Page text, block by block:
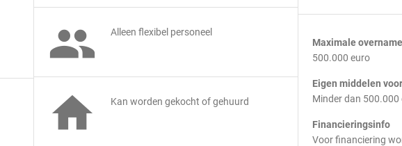
 Alleen flexibel personeel
 Kan worden gekocht of gehuurd
Maximale
500.000 euro
Eigen middelen
Minder dan 500.000
Financieringsinfo
Voor financiering